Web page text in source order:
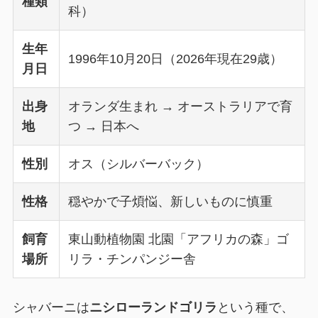
科）
生年
月日
1996年10月20日（2026年現在29歳）
出身
地
オランダ生まれ → オーストラリアで育
つ → 日本へ
性別 オス（シルバーバック）
性格 穏やかで子煩悩、新しいものに慎重
飼育
場所
東山動植物園 北園「アフリカの森」ゴ
リラ・チンパンジー舎
シャバーニはニシローランドゴリラ という種で、